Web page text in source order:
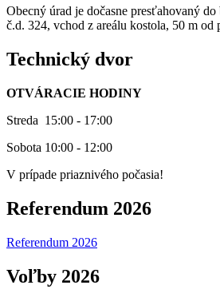
Obecný úrad je dočasne presťahovaný
č.d. 324, vchod z areálu kostola, 50 m od
Technický dvor
OTVÁRACIE HODINY
Streda 15:00 - 17:00
Sobota 10:00 - 12:00
V prípade priaznivého počasia!
Referendum 2026
Referendum 2026
Voľby 2026